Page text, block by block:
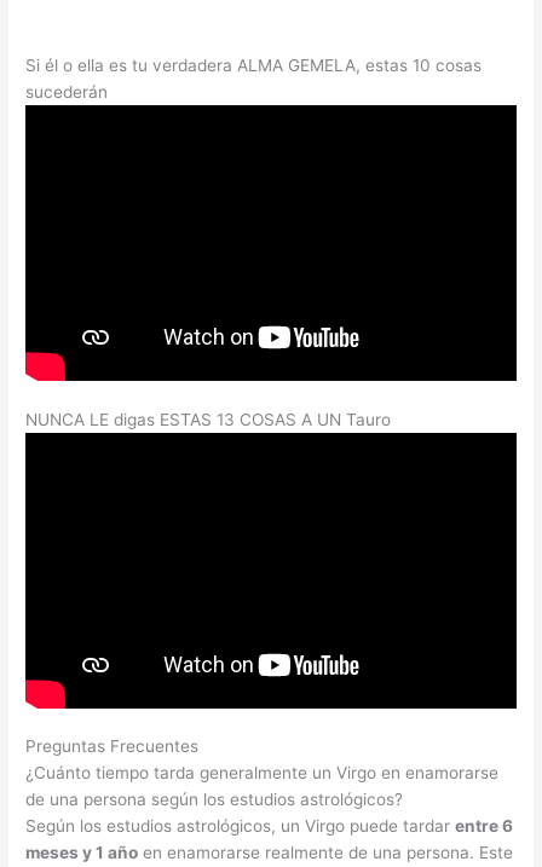
Si él o ella es tu verdadera ALMA GEMELA, estas 10 cosas
sucederán
NUNCA LE digas ESTAS 13 COSAS A UN Tauro
Preguntas Frecuentes
¿Cuánto tiempo tarda generalmente un Virgo en enamorarse
de una persona según los estudios astrológicos?
Según los estudios astrológicos, un Virgo puede tardarentre 6
meses y 1 año en enamorarse realmente de una persona. Este